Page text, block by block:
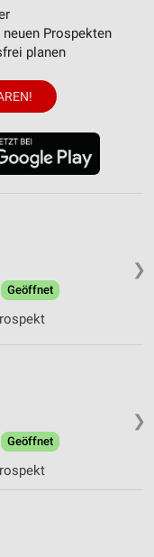
Prospekten
planen
❯
Geöffnet
❯
Geöffnet